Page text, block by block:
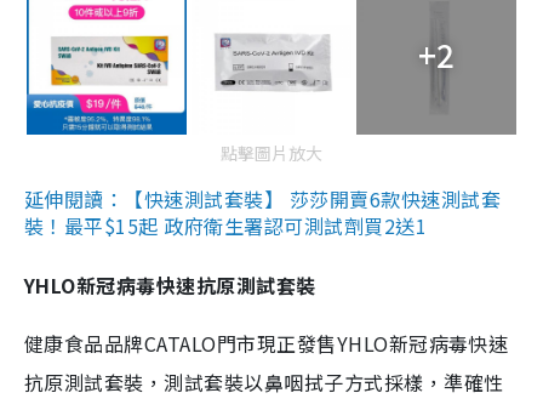
+2
點擊圖片放大
延伸閱讀：【快速測試套裝】 莎莎開賣6款快速測試套
裝！最平$15起 政府衛生署認可測試劑買2送1
YHLO新冠病毒快速抗原測試套裝
健康食品品牌CATALO門市現正發售YHLO新冠病毒快速
抗原測試套裝，測試套裝以鼻咽拭子方式採樣，準確性